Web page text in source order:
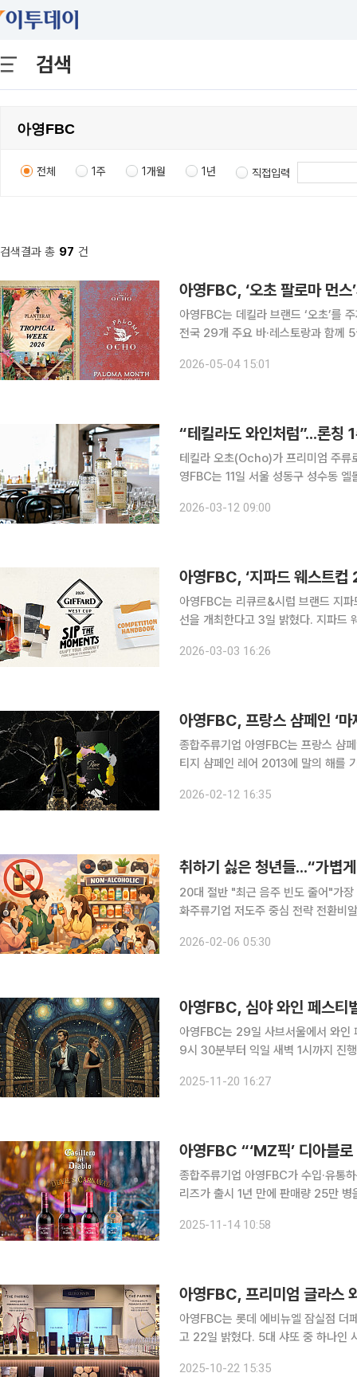
검색
전체 1주 1개월 1년 직접입력
검색결과 총 97 건
아영FBC, ‘오초 팔로마 먼
아영FBC는 데킬라 브랜드 ‘오초’
전국 29개 주요 바·레스토랑과 함께 5월 한 달간
에 자몽 소다와 라임을 더해 잔 테두
2026-05-04 15:01
테킬라 오초(Ocho)가 프리미엄 주류
영FBC는 11일 서울 성동구 성수동
한 테킬라 브랜드다. 싱글 에스테이트
2026-03-12 09:00
아영FBC, ‘지파드 웨스트
아영FBC는 리큐르&시럽 브랜드 지
선을 개최한다고 3일 밝혔다. 지파드 웨스트컵은 지파드 제품을 활용해 창의적인 음료 레시피를 선
2026-03-03 16:26
아영FBC, 프랑스 샴페인 ‘마
종합주류기업 아영FBC는 프랑스
티지 샴페인 레어 2013에 말의 해를
어 정신을 중심으로 확장한 프로젝트
2026-02-12 16:35
20대 절반 "최근 음주 빈도 줄어"가
화주류기업 저도주 중심 전략 전환비알코올 확대하며 사
렌드로 급변하고 있다. 건강하고 맑은
2026-02-06 05:30
아영FBC, 심야 와인 페스티
아영FBC는 29일 사브서울에서 와인
9시 30분부터 익일 새벽 1시까지 진
50종의 와인을 무제한으로 시음할 수
2025-11-20 16:27
아영FBC “‘MZ픽’ 디아블
종합주류기업 아영FBC가 수입·유
리즈가 출시 1년 만에 판매량 25만 병을 돌파했다고 14
일으켰다는 평가를 받는다. 가볍고 달
2025-11-14 10:58
아영FBC, 프리미엄 글라스
아영FBC는 롯데 에비뉴엘 잠실점 더
고 22일 밝혔다. 5대 샤또 중 하나인 샤또 마고, 뽀므롤의 전설이라 불리는 페트뤼스 최고급 샴페인
리적으로 맛볼 수 있다. 기호에 맞게
2025-10-22 15:35